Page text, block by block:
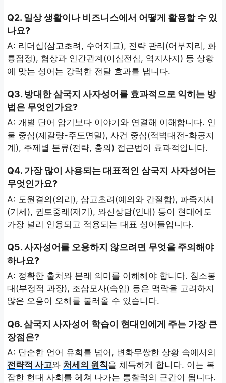
Q2. 일상 생활이나 비즈니스에서 어떻게 활용할 수 있
나요?
A: 리더십(삼고초려, 수어지교), 전략 관리(어부지리, 화
룡점정), 협상과 인간관계(이심전심, 역지사지) 등 상황
에 맞는 성어는 강력한 전달 효과를 냅니다.
Q3. 방대한 삼국지 사자성어를 효과적으로 익히는 방
법은 무엇인가요?
A: 개별 단어 암기보다 이야기와 연결해 이해합니다. 인
물 중심(제갈량-주도면밀), 사건 중심(적벽대전-화공지
계), 주제별 분류(전략, 충의) 접근법이 효과적입니다.
Q4. 가장 많이 사용되는 대표적인 삼국지 사자성어는
무엇인가요?
A: 도원결의(의리), 삼고초려(예의와 간절함), 파죽지세
(기세), 권토중래(재기), 와신상담(인내) 등이 현대에도
가장 널리 인용되고 적용되는 대표 성어들입니다.
Q5. 사자성어를 오용하지 않으려면 무엇을 주의해야
하나요?
A: 정확한 출처와 본래 의미를 이해해야 합니다. 침소봉
대(부정적 과장), 조삼모사(속임) 등은 맥락을 고려하지
않은 오용이 오해를 불러올 수 있습니다.
Q6. 삼국지 사자성어 학습이 현대인에게 주는 가장 큰
장점은?
A: 단순한 언어 유희를 넘어, 변화무쌍한 상황 속에서의
전략적 사고와 처세의 원칙을 체득하게 합니다. 이는 복
잡한 현대 사회를 헤쳐 나가는 통찰력의 근간이 됩니다.